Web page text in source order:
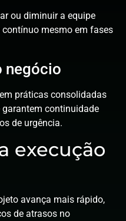
ou diminuir a equipe
mesmo em fases
negócio
práticas consolidadas
continuidade
de urgência.
execução
avança mais rápido,
de atrasos no